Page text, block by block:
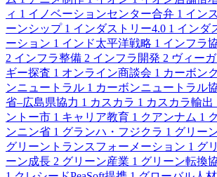
ィ 1 イノベーションセンター合弁 1 イン
ーンシップ 1 インダストリー4.0 1 インダ
ーション 1 インド太平洋戦略 1 インフラ
2 インフラ整備 2 インフラ開発 2 ヴィー
ギー探査 1 オンライン商談会 1 カーボン
ンニュートラル 1 カーボンニュートラル
省–広島県協力 1 カスカラ 1 カスカラ輸出
ントー市 1 キャリア教育 1 クアンナム 1
ンニン省 1 グランハ・フジクラ 1 グリー
グリーントランスフォーメーション 1 グ
ーン成長 2 グリーン産業 1 グリーン転換